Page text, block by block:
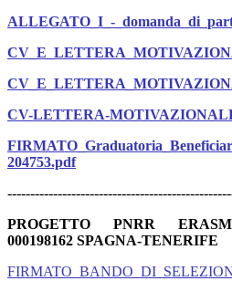
ALLEGATO_I_-
CV-LETTERA-
204753.pdf
PROGETTO PNRR
000198162 SPAGNA-TENERIFE